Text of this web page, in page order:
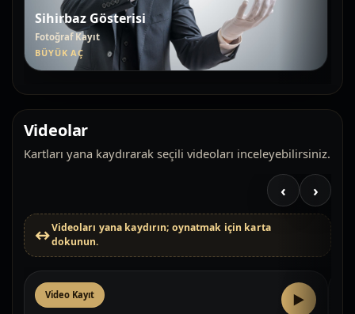
Sihirbaz Gösterisi
Fotoğraf Kayıt
BÜYÜK AÇ
Videolar
Kartları yana kaydırarak seçili videoları inceleyebilirsiniz.
‹ ›
Videoları yana kaydırın; oynatmak için karta
dokunun.
Video Kayıt ▶